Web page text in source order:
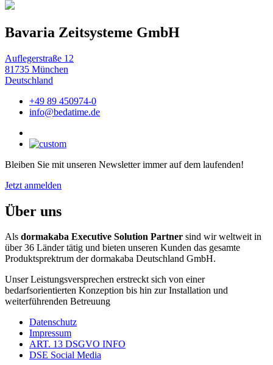
Bavaria Zeitsysteme GmbH
Auflegerstraße 12
81735 München
Deutschland
+49 89 450974-0
info@bedatime.de
Bleiben Sie mit unseren Newsletter immer auf dem laufenden!
Jetzt anmelden
Über uns
Als dormakaba Executive Solution Partner sind wir weltweit in
über 36 Länder tätig und bieten unseren Kunden das gesamte
Produktsprektrum der dormakaba Deutschland GmbH.
Unser Leistungsversprechen erstreckt sich von einer
bedarfsorientierten Konzeption bis hin zur Installation und
weiterführenden Betreuung
Datenschutz
Impressum
ART. 13 DSGVO INFO
DSE Social Media